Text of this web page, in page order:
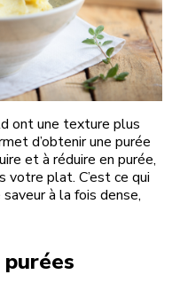
ont une texture plus
d’obtenir une purée
et à réduire en purée,
votre plat. C’est ce qui
à la fois dense,